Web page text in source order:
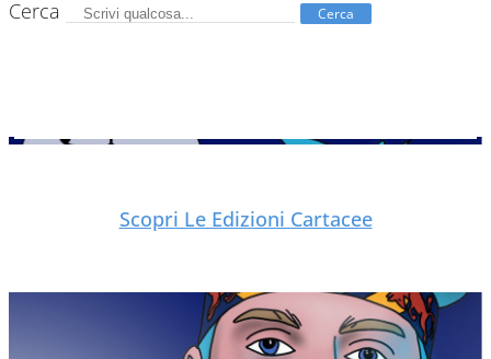
Cerca Cerca
Scopri Le Edizioni Cartacee